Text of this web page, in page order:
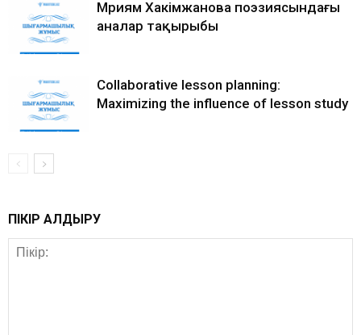
Мәриям Хакімжанова поэзиясындағы
аналар тақырыбы
Collaborative lesson planning:
Maximizing the influence of lesson study
ПІКІР ҚАЛДЫРУ